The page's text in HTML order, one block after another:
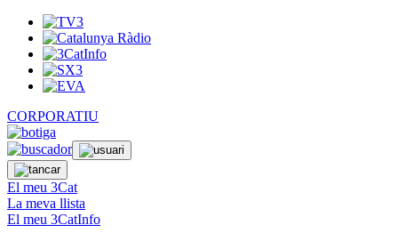
CORPORATIU
El meu 3Cat
La meva llista
El meu 3CatInfo